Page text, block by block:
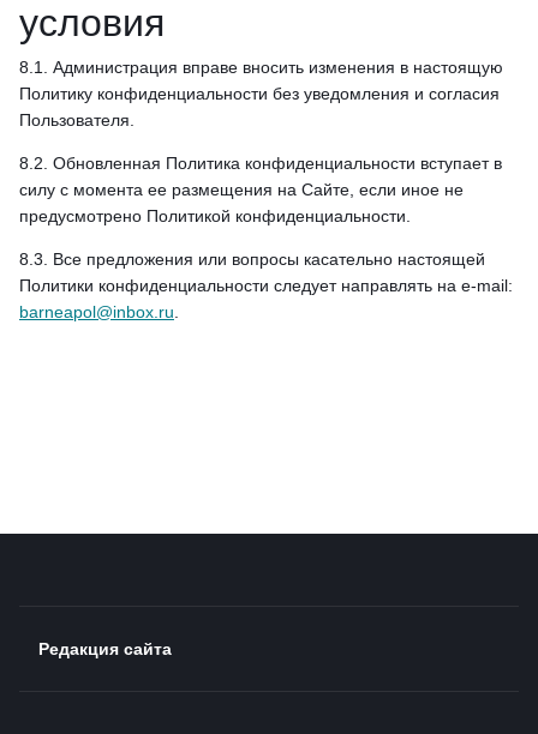
условия
8.1. Администрация вправе вносить изменения в настоящую
Политику конфиденциальности без уведомления и согласия
Пользователя.
8.2. Обновленная Политика конфиденциальности вступает в
силу с момента ее размещения на Сайте, если иное не
предусмотрено Политикой конфиденциальности.
8.3. Все предложения или вопросы касательно настоящей
Политики конфиденциальности следует направлять на e-mail:
barneapol@inbox.ru
Редакция сайта